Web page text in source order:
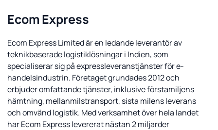
Ecom Express
Ecom Express Limited är en ledande leverantör av
teknikbaserade logistiklösningar i Indien, som
specialiserar sig på expressleveranstjänster för e-
handelsindustrin. Företaget grundades 2012 och
erbjuder omfattande tjänster, inklusive förstamiljens
hämtning, mellanmilstransport, sista milens leverans
och omvänd logistik. Med verksamhet över hela landet
har Ecom Express levererat nästan 2 miljarder